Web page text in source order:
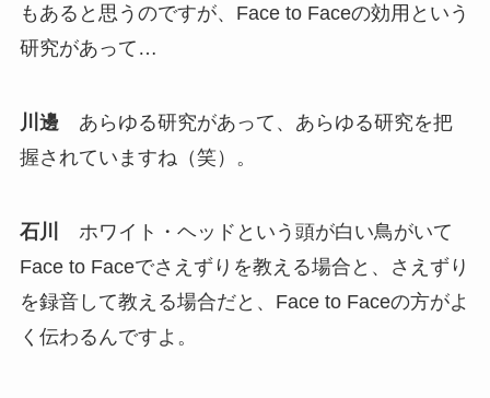
もあると思うのですが、Face to Faceの効用という
研究があって…
川邊 あらゆる研究があって、あらゆる研究を把
握されていますね（笑）。
石川
ホワイト・ヘッドという頭が白い鳥がいて
Face to Faceでさえずりを教える場合と、さえずり
を録音して教える場合だと、Face to Faceの方がよ
く伝わるんですよ。